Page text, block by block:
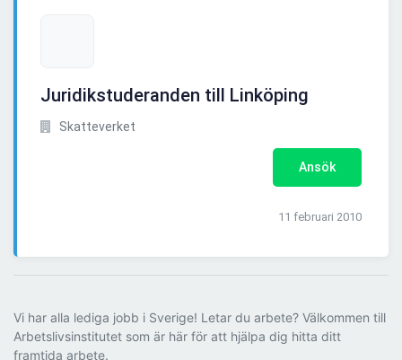
Juridikstuderanden till Linköping
Skatteverket
Ansök
11 februari 2010
Vi har alla lediga jobb i Sverige! Letar du arbete? Välkommen till
Arbetslivsinstitutet som är här för att hjälpa dig hitta ditt
framtida arbete.